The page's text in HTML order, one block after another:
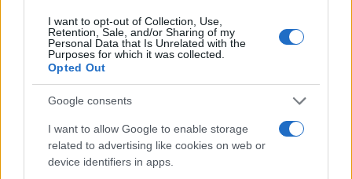
I want to opt-out of Collection, Use,
Retention, Sale, and/or Sharing of my
Personal Data that Is Unrelated with the
Purposes for which it was collected.
Opted Out
Google consents
I want to allow Google to enable storage
related to advertising like cookies on web or
device identifiers in apps.